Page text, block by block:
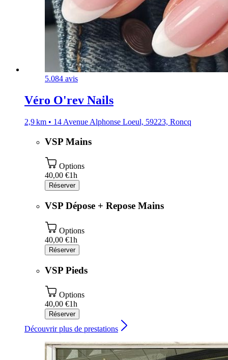
5.084 avis
Véro O'rev Nails
2,9 km • 14 Avenue Alphonse Loeul, 59223, Roncq
VSP Mains
Options
40,00 €1h
Réserver
VSP Dépose + Repose Mains
Options
40,00 €1h
Réserver
VSP Pieds
Options
40,00 €1h
Réserver
Découvrir plus de prestations